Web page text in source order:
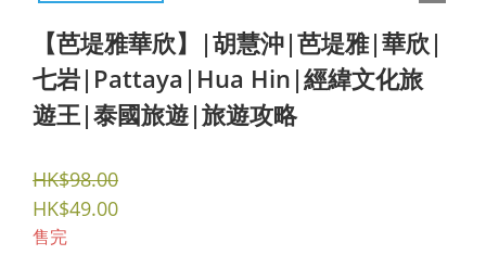
【芭堤雅華欣】|胡慧沖|芭堤雅|華欣|
七岩|Pattaya|Hua Hin|經緯文化旅
遊王|泰國旅遊|旅遊攻略
HK$98.00
HK$49.00
售完